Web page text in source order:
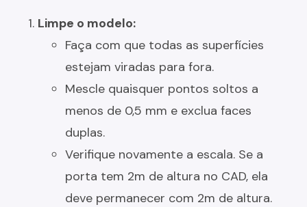
Limpe o modelo:
Faça com que todas as superfícies
estejam viradas para fora.
Mescle quaisquer pontos soltos a
menos de 0,5 mm e exclua faces
duplas.
Verifique novamente a escala. Se a
porta tem 2m de altura no CAD, ela
deve permanecer com 2m de altura.